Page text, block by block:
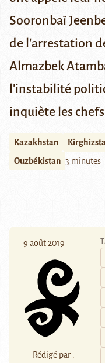
Sooronbaï
de l'arrestation
Almazbek
l'instabilité
inquiète les
Kazakhstan
Ouzbékistan 3 minutes
9 août 2019
Rédigé par :